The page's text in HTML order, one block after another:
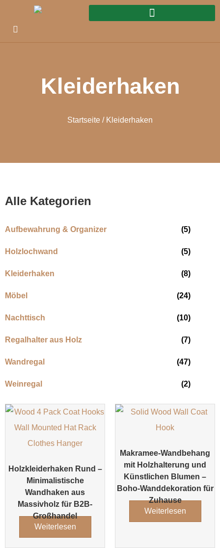
Kleiderhaken
Startseite / Kleiderhaken
Alle Kategorien
Aufbewahrung & Organizer (5)
Holzlochwand (5)
Kleiderhaken (8)
Möbel (24)
Nachttisch (10)
Regalhalter aus Holz (7)
Wandregal (47)
Weinregal (2)
Holzkleiderhaken Rund –
Minimalistische
Wandhaken aus
Massivholz für B2B-
Großhandel
Weiterlesen
Makramee-Wandbehang
mit Holzhalterung und
Künstlichen Blumen –
Boho-Wanddekoration für
Zuhause
Weiterlesen